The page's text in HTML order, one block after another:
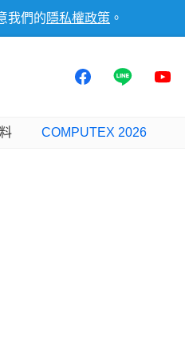
我們的 隱私權政策 。
COMPUTEX 2026